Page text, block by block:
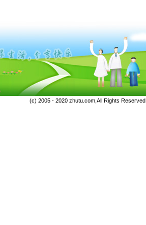
(c) 2005 - 2020 zhutu.com,All Rights Reserved